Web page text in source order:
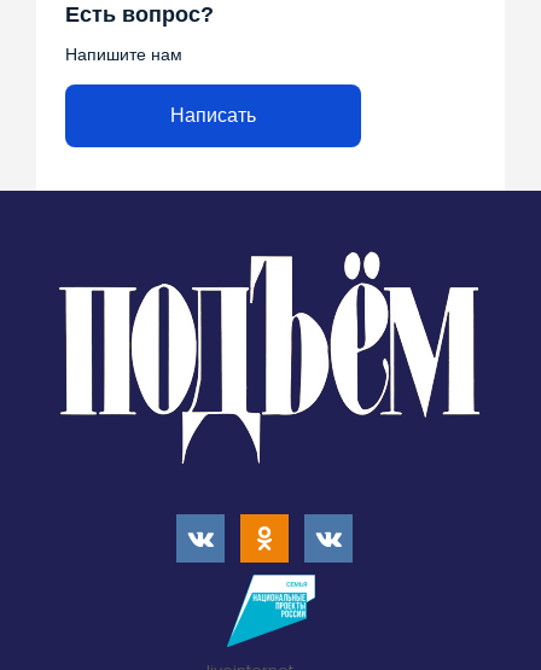
Есть вопрос?
Напишите нам
Написать